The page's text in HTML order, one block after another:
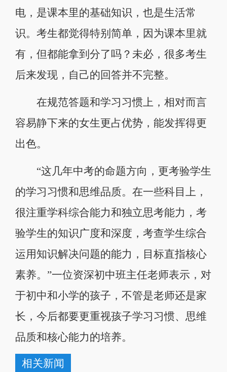
电，是课本里的基础知识，也是生活常
识。考生都觉得特别简单，因为课本里就
有，但都能拿到分了吗？未必，很多考生
后来发现，自己的回答并不完整。
在规范答题和学习习惯上，相对而言
容易静下来的女生更占优势，能发挥得更
出色。
“这几年中考的命题方向，更考验学生
的学习习惯和思维品质。在一些科目上，
很注重学科综合能力和独立思考能力，考
验学生的知识广度和深度，考查学生综合
运用知识解决问题的能力，目标直指核心
素养。”一位资深初中班主任老师表示，对
于初中和小学的孩子，不管是老师还是家
长，今后都要更重视孩子学习习惯、思维
品质和核心能力的培养。
相关新闻